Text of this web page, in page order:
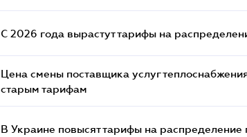
С 2026 года вырастут тарифы на
Цена смены поставщика услуг
старым тарифам
В Украине повысят тарифы на распределение